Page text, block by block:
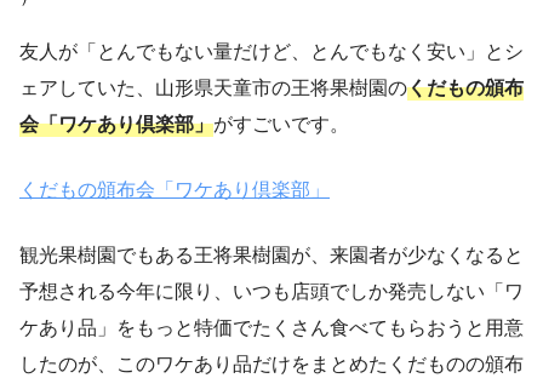
友人が「とんでもない量だけど、とんでもなく安い」とシ
ェアしていた、山形県天童市の王将果樹園のくだもの頒布
会「ワケあり倶楽部」がすごいです。
くだもの頒布会「ワケあり倶楽部」
観光果樹園でもある王将果樹園が、来園者が少なくなると
予想される今年に限り、いつも店頭でしか発売しない「ワ
ケあり品」をもっと特価でたくさん食べてもらおうと用意
したのが、このワケあり品だけをまとめたくだものの頒布